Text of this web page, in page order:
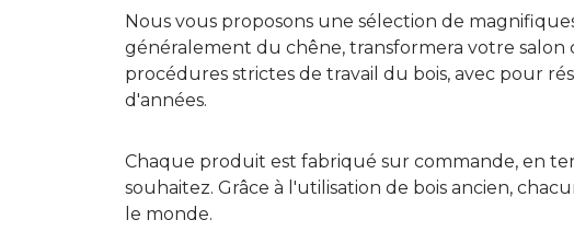
Nous vous proposons une sélection de
généralement du chêne, transformera votre
procédures strictes de travail du bois, avec pour
d'années.
Chaque produit est fabriqué sur commande, en
souhaitez. Grâce à l'utilisation de bois ancien,
le monde.